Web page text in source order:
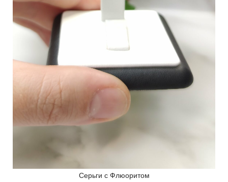
Серьги с Флюоритом